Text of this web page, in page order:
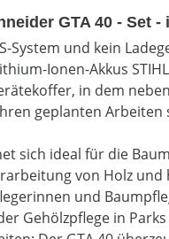
GTA 40 - Set
System und kein
Ionen-Akkus
in dem
geplanten Arbeiten
sich ideal für die
von Holz
und
Gehölzpflege in